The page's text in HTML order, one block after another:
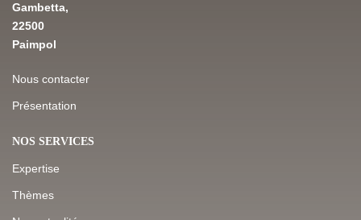
Gambetta,
22500
Paimpol
Nous contacter
Présentation
NOS SERVICES
Expertise
Thèmes